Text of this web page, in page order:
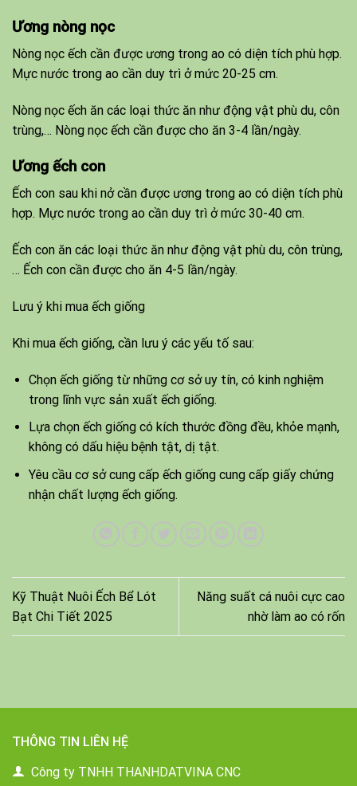
Ương nòng nọc
Nòng nọc ếch cần được ương trong ao có diện tích phù hợp.
Mực nước trong ao cần duy trì ở mức 20-25 cm.
Nòng nọc ếch ăn các loại thức ăn như động vật phù du, côn
trùng,… Nòng nọc ếch cần được cho ăn 3-4 lần/ngày.
Ương ếch con
Ếch con sau khi nở cần được ương trong ao có diện tích phù
hợp. Mực nước trong ao cần duy trì ở mức 30-40 cm.
Ếch con ăn các loại thức ăn như động vật phù du, côn trùng,
… Ếch con cần được cho ăn 4-5 lần/ngày.
Lưu ý khi mua ếch giống
Khi mua ếch giống, cần lưu ý các yếu tố sau:
Chọn ếch giống từ những cơ sở uy tín, có kinh nghiệm
trong lĩnh vực sản xuất ếch giống.
Lựa chọn ếch giống có kích thước đồng đều, khỏe mạnh,
không có dấu hiệu bệnh tật, dị tật.
Yêu cầu cơ sở cung cấp ếch giống cung cấp giấy chứng
nhận chất lượng ếch giống.
Kỹ Thuật Nuôi Ếch Bể Lót
Bạt Chi Tiết 2025
Năng suất cá nuôi cực cao
nhờ làm ao có rốn
THÔNG TIN LIÊN HỆ
Công ty TNHH THANHDATVINA CNC